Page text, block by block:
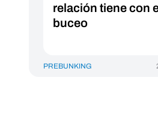
relación tiene con
buceo
PREBUNKING